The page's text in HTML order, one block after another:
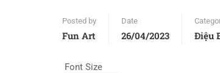
Posted by
Fun Art
Date
26/04/2023 Điệu
Font Size